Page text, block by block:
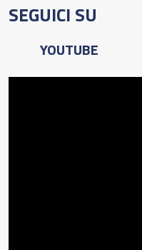
SEGUICI SU
YOUTUBE